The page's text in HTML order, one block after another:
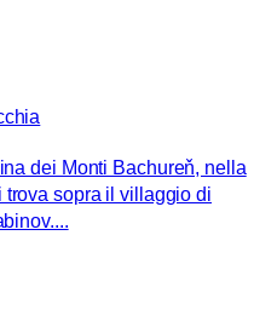
dei Monti Bachureň, nella
sopra il villaggio di